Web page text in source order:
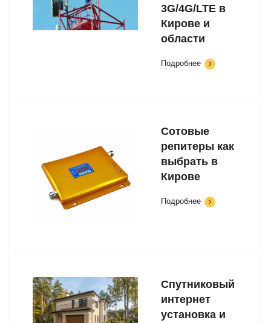
3G/4G/LTE в
Кирове и
области
Подробнее
Сотовые
репитеры как
выбрать в
Кирове
Подробнее
Спутниковый
интернет
установка и